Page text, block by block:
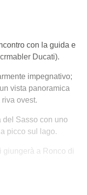
con la guida e
Ducati).
impegnativo;
vista panoramica
ovest.
Sasso con uno
picco sul lago.
giungerà a Ronco di
per poi riprendere